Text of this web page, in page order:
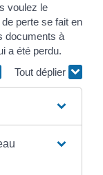
voulez le
perte se fait en
documents à
a été perdu.
Tout déplier